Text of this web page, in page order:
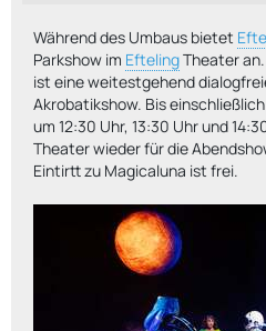
Während des Umbaus bietet
Parkshow im EftelingTheater
ist eine weitestgehend
Akrobatikshow. Bis
um 12:30 Uhr, 13:30 Uhr und
Theater wieder für die
Eintirtt zu Magicaluna ist frei.